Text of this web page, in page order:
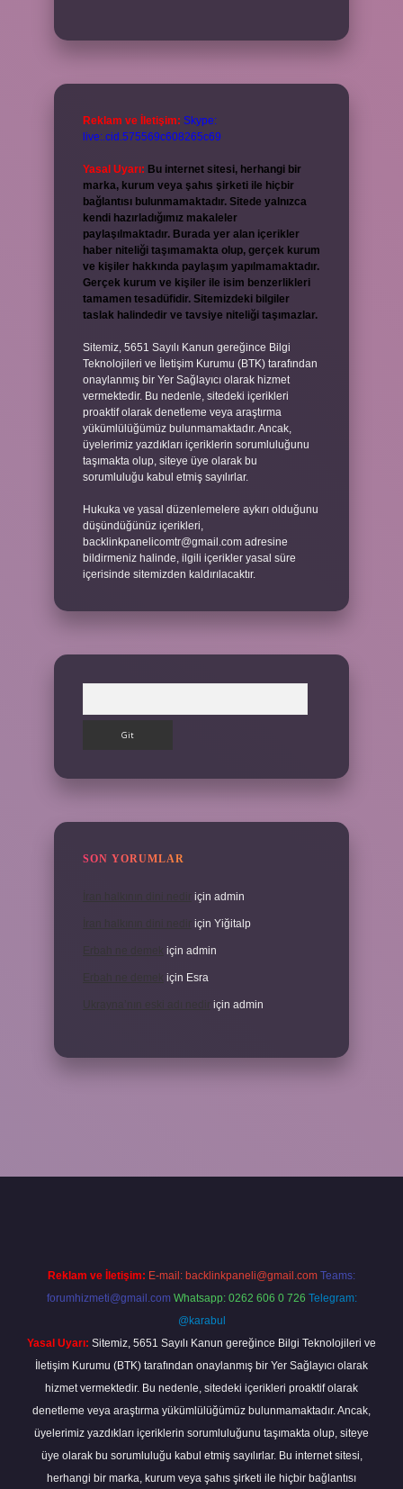
Reklam ve İletişim: Skype:
live:.cid.575569c608265c69
Yasal Uyarı: Bu internet sitesi, herhangi bir
marka, kurum veya şahıs şirketi ile hiçbir
bağlantısı bulunmamaktadır. Sitede yalnızca
kendi hazırladığımız makaleler
paylaşılmaktadır. Burada yer alan içerikler
haber niteliği taşımamakta olup, gerçek kurum
ve kişiler hakkında paylaşım yapılmamaktadır.
Gerçek kurum ve kişiler ile isim benzerlikleri
tamamen tesadüfidir. Sitemizdeki bilgiler
taslak halindedir ve tavsiye niteliği taşımazlar.
Sitemiz, 5651 Sayılı Kanun gereğince Bilgi
Teknolojileri ve İletişim Kurumu (BTK) tarafından
onaylanmış bir Yer Sağlayıcı olarak hizmet
vermektedir. Bu nedenle, sitedeki içerikleri
proaktif olarak denetleme veya araştırma
yükümlülüğümüz bulunmamaktadır. Ancak,
üyelerimiz yazdıkları içeriklerin sorumluluğunu
taşımakta olup, siteye üye olarak bu
sorumluluğu kabul etmiş sayılırlar.
Hukuka ve yasal düzenlemelere aykırı olduğunu
düşündüğünüz içerikleri,
backlinkpanelicomtr@gmail.com adresine
bildirmeniz halinde, ilgili içerikler yasal süre
içerisinde sitemizden kaldırılacaktır.
SON YORUMLAR
için admin
için Yiğitalp
Erbah ne demek için admin
Erbah ne demek için Esra
için admin
Reklam ve İletişim: E-mail: backlinkpaneli@gmail.com Teams:
forumhizmeti@gmail.com Whatsapp: 0262 606 0 726 Telegram:
@karabul
Yasal Uyarı: Sitemiz, 5651 Sayılı Kanun gereğince Bilgi Teknolojileri ve
İletişim Kurumu (BTK) tarafından onaylanmış bir Yer Sağlayıcı olarak
hizmet vermektedir. Bu nedenle, sitedeki içerikleri proaktif olarak
denetleme veya araştırma yükümlülüğümüz bulunmamaktadır. Ancak,
üyelerimiz yazdıkları içeriklerin sorumluluğunu taşımakta olup, siteye
üye olarak bu sorumluluğu kabul etmiş sayılırlar. Bu internet sitesi,
herhangi bir marka, kurum veya şahıs şirketi ile hiçbir bağlantısı